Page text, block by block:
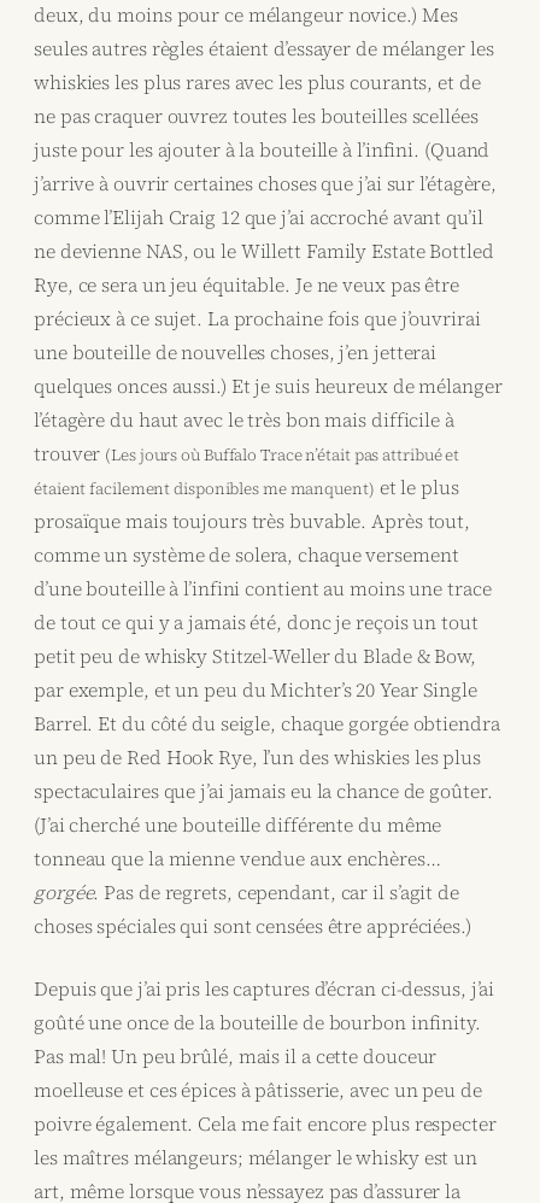
deux, du moins pour ce mélangeur novice.) Mes
seules autres règles étaient d’essayer de mélanger les
whiskies les plus rares avec les plus courants, et de
ne pas craquer ouvrez toutes les bouteilles scellées
juste pour les ajouter à la bouteille à l’infini. (Quand
j’arrive à ouvrir certaines choses que j’ai sur l’étagère,
comme l’Elijah Craig 12 que j’ai accroché avant qu’il
ne devienne NAS, ou le Willett Family Estate Bottled
Rye, ce sera un jeu équitable. Je ne veux pas être
précieux à ce sujet. La prochaine fois que j’ouvrirai
une bouteille de nouvelles choses, j’en jetterai
quelques onces aussi.) Et je suis heureux de mélanger
l’étagère du haut avec le très bon mais difficile à
trouver (Les jours où Buffalo Trace n’était pas attribué et
étaient facilement disponibles me manquent) et le plus
prosaïque mais toujours très buvable. Après tout,
comme un système de solera, chaque versement
d’une bouteille à l’infini contient au moins une trace
de tout ce qui y a jamais été, donc je reçois un tout
petit peu de whisky Stitzel-Weller du Blade & Bow,
par exemple, et un peu du Michter’s 20 Year Single
Barrel. Et du côté du seigle, chaque gorgée obtiendra
un peu de Red Hook Rye, l’un des whiskies les plus
spectaculaires que j’ai jamais eu la chance de goûter.
(J’ai cherché une bouteille différente du même
tonneau que la mienne vendue aux enchères…
gorgée. Pas de regrets, cependant, car il s’agit de
choses spéciales qui sont censées être appréciées.)
Depuis que j’ai pris les captures d’écran ci-dessus, j’ai
goûté une once de la bouteille de bourbon infinity.
Pas mal! Un peu brûlé, mais il a cette douceur
moelleuse et ces épices à pâtisserie, avec un peu de
poivre également. Cela me fait encore plus respecter
les maîtres mélangeurs; mélanger le whisky est un
art, même lorsque vous n’essayez pas d’assurer la